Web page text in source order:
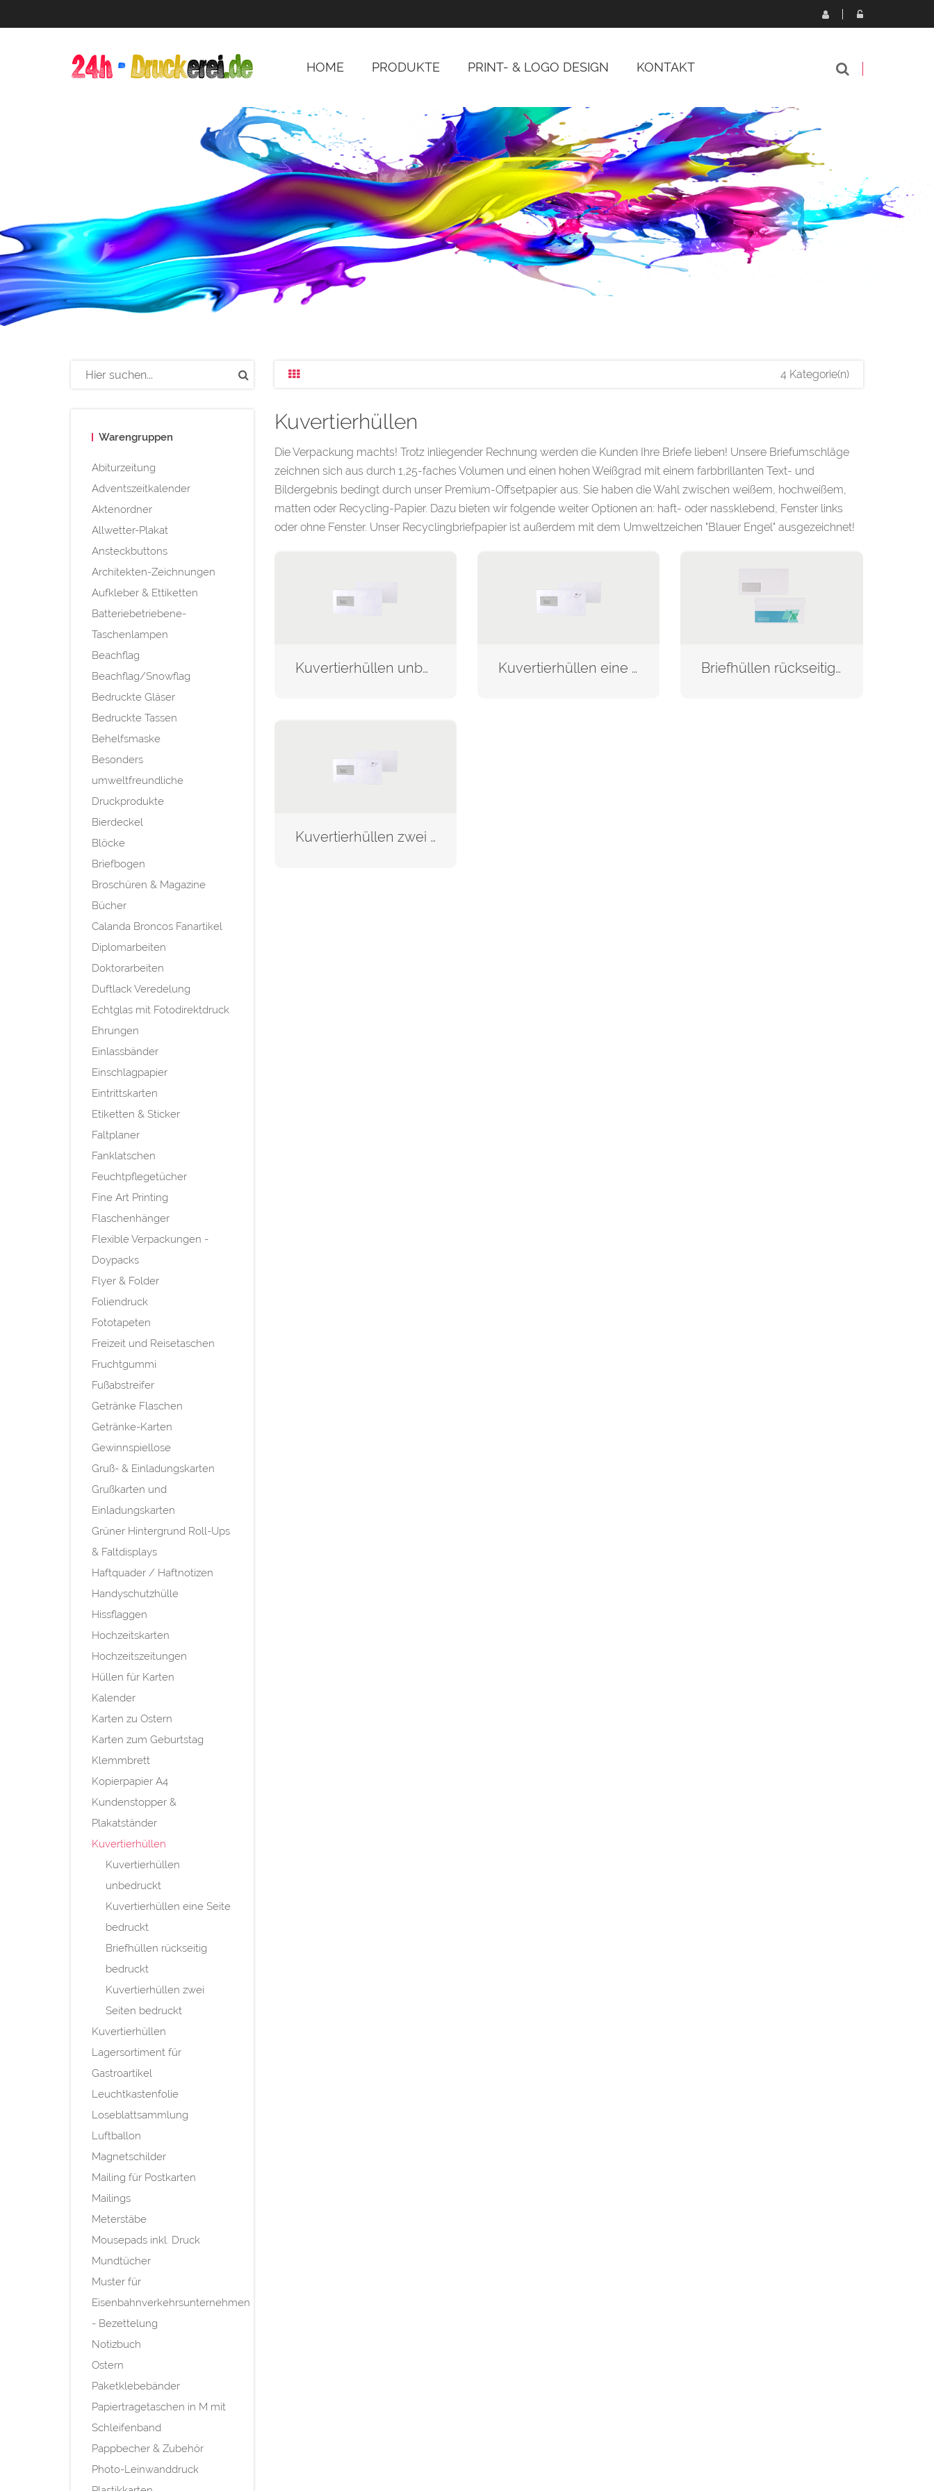
HOME PRODUKTE PRINT- & LOGO DESIGN KONTAKT
Warengruppen
Abiturzeitung
Adventszeitkalender
Aktenordner
Allwetter-Plakat
Ansteckbuttons
Architekten-Zeichnungen
Aufkleber & Ettiketten
Batteriebetriebene-
Taschenlampen
Beachflag
Beachflag/Snowflag
Bedruckte Gläser
Bedruckte Tassen
Behelfsmaske
Besonders
umweltfreundliche
Druckprodukte
Bierdeckel
Blöcke
Briefbogen
Broschüren & Magazine
Bücher
Calanda Broncos Fanartikel
Diplomarbeiten
Doktorarbeiten
Duftlack Veredelung
Echtglas mit Fotodirektdruck
Ehrungen
Einlassbänder
Einschlagpapier
Eintrittskarten
Etiketten & Sticker
Faltplaner
Fanklatschen
Feuchtpflegetücher
Fine Art Printing
Flaschenhänger
Flexible Verpackungen -
Doypacks
Flyer & Folder
Foliendruck
Fototapeten
Freizeit und Reisetaschen
Fruchtgummi
Fußabstreifer
Getränke Flaschen
Getränke-Karten
Gewinnspiellose
Gruß- & Einladungskarten
Grußkarten und
Einladungskarten
Grüner Hintergrund Roll-Ups
& Faltdisplays
Haftquader / Haftnotizen
Handyschutzhülle
Hissflaggen
Hochzeitskarten
Hochzeitszeitungen
Hüllen für Karten
Kalender
Karten zu Ostern
Karten zum Geburtstag
Klemmbrett
Kopierpapier A4
Kundenstopper &
Plakatständer
Kuvertierhüllen
Kuvertierhüllen
unbedruckt
Kuvertierhüllen eine Seite
bedruckt
Briefhüllen rückseitig
bedruckt
Kuvertierhüllen zwei
Seiten bedruckt
Kuvertierhüllen
Lagersortiment für
Gastroartikel
Leuchtkastenfolie
Loseblattsammlung
Luftballon
Magnetschilder
Mailing für Postkarten
Mailings
Meterstäbe
Mousepads inkl. Druck
Mundtücher
Muster für
Eisenbahnverkehrsunternehmen
- Bezettelung
Notizbuch
Ostern
Paketklebebänder
Papiertragetaschen in M mit
Schleifenband
Pappbecher & Zubehör
Photo-Leinwanddruck
4 Kategorie(n)
Kuvertierhüllen
Die Verpackung machts! Trotz inliegender Rechnung werden die Kunden Ihre Briefe lieben! Unsere Briefumschläge
zeichnen sich aus durch 1,25-faches Volumen und einen hohen Weißgrad mit einem farbbrillanten Text- und
Bildergebnis bedingt durch unser Premium-Offsetpapier aus. Sie haben die Wahl zwischen weißem, hochweißem,
matten oder Recycling-Papier. Dazu bieten wir folgende weiter Optionen an: haft- oder nassklebend, Fenster links
oder ohne Fenster. Unser Recyclingbriefpapier ist außerdem mit dem Umweltzeichen "Blauer Engel" ausgezeichnet!
Kuvertierhüllen unbedruckt Kuvertierhüllen eine Seite bedruckt Briefhüllen rückseitig bedruckt
Kuvertierhüllen zwei Seiten bedruckt